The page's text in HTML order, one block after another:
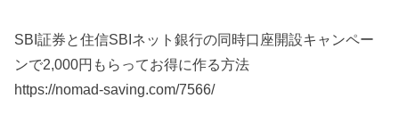
SBI証券と住信SBIネット銀行の同時口座開設キャンペー
ンで2,000円もらってお得に作る方法
https://nomad-saving.com/7566/